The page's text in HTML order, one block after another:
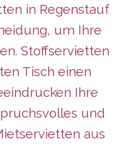
in Regenstauf
um Ihre
Stoffservietten
Tisch einen
Ihre
und
aus